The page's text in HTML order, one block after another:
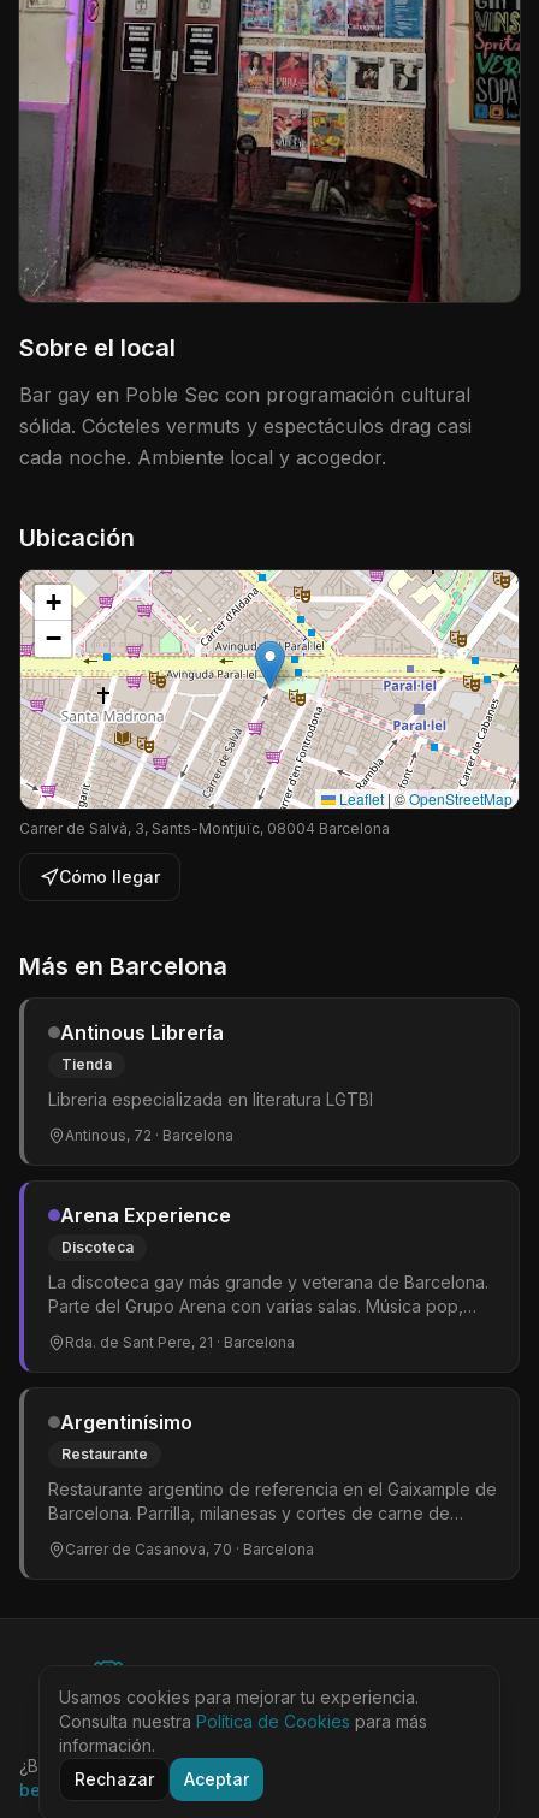
Sobre el local
Bar gay en Poble Sec con programación cultural
sólida. Cócteles vermuts y espectáculos drag casi
cada noche. Ambiente local y acogedor.
Ubicación
+
−
Leaflet |©OpenStreetMap
Carrer de Salvà, 3, Sants-Montjuïc, 08004 Barcelona
Cómo llegar
Más en Barcelona
Antinous Librería
Tienda
Libreria especializada en literatura LGTBI
Antinous, 72 · Barcelona
Arena Experience
Discoteca
La discoteca gay más grande y veterana de Barcelona.
Parte del Grupo Arena con varias salas. Música pop,
dance y hits del momento. Shows de drag queens y
gogós. El epicentro del clubbing LGTBIQ+ en la ciudad.
Rda. de Sant Pere, 21 · Barcelona
Argentinísimo
Restaurante
Restaurante argentino de referencia en el Gaixample de
Barcelona. Parrilla, milanesas y cortes de carne de
calidad en un ambiente informal y acogedor. Muy
popular entre la comunidad LGTBIQ+ del barrio. Uno de
esos sitios donde siempre hay buen ambiente y la gente
Carrer de Casanova, 70 · Barcelona
©
Ciudades LocalesAgenda TiendaMás
Aviso LegalPrivacidad CookiesTérminos
¿Buscas la guía completa de Barcelona?
bearinbcn.com
Usamos cookies para mejorar tu experiencia.
Consulta nuestra Política de Cookies para más
información.
Rechazar
Aceptar